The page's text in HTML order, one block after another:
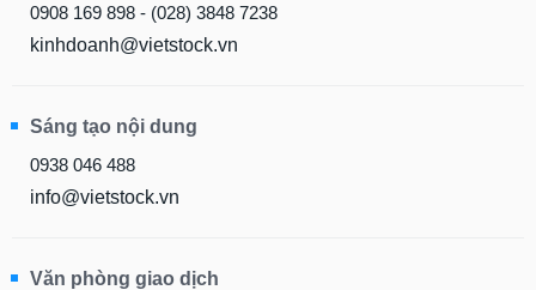
0908 169 898 - (028) 3848 7238
kinhdoanh@vietstock.vn
Sáng tạo nội dung
0938 046 488
info@vietstock.vn
Văn phòng giao dịch